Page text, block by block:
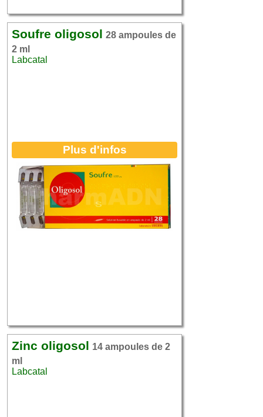
Soufre oligosol 28 ampoules de
2 ml
Labcatal
Plus d'infos
Zinc oligosol 14 ampoules de 2
ml
Labcatal